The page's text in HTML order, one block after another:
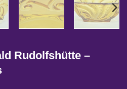
Rudolfshütte –